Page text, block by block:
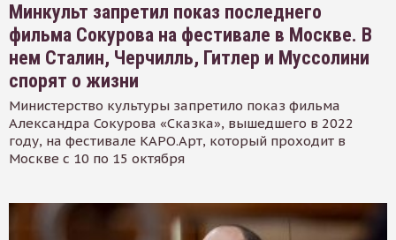
Минкульт запретил показ последнего
фильма Сокурова на фестивале в Москве. В
нем Сталин, Черчилль, Гитлер и Муссолини
спорят о жизни
Министерство культуры запретило показ фильма
Александра Сокурова «Сказка», вышедшего в 2022
году, на фестивале КАРО.Арт, который проходит в
Москве с 10 по 15 октября